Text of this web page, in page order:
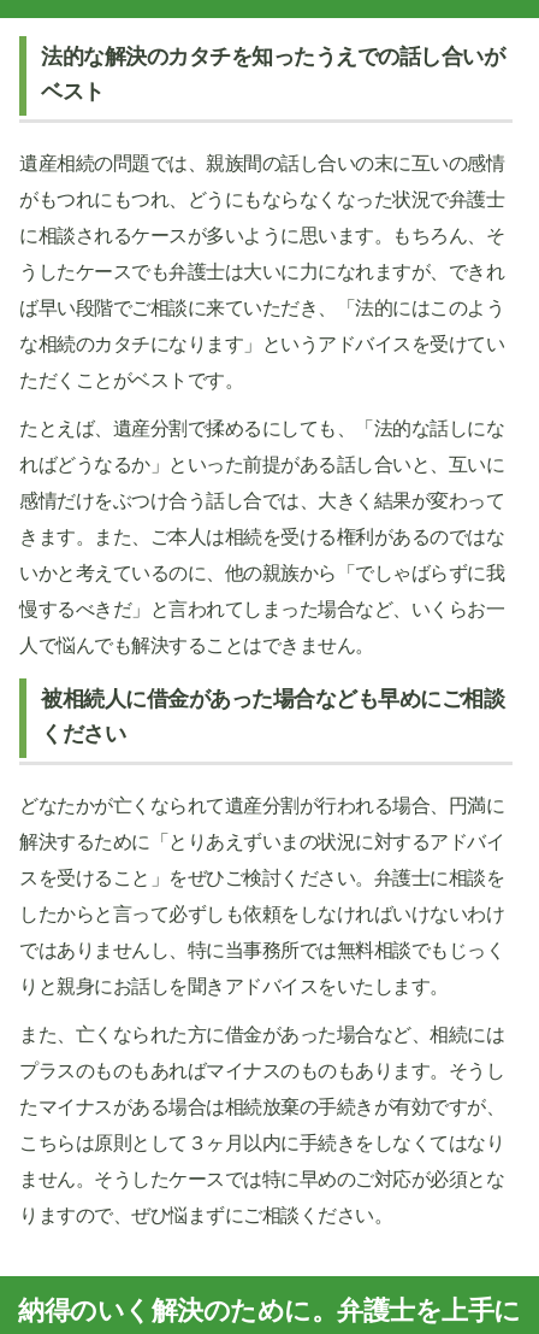
法的な解決のカタチを知ったうえでの話し合いが
ベスト
遺産相続の問題では、親族間の話し合いの末に互いの感情
がもつれにもつれ、どうにもならなくなった状況で弁護士
に相談されるケースが多いように思います。もちろん、そ
うしたケースでも弁護士は大いに力になれますが、できれ
ば早い段階でご相談に来ていただき、「法的にはこのよう
な相続のカタチになります」というアドバイスを受けてい
ただくことがベストです。
たとえば、遺産分割で揉めるにしても、「法的な話しにな
ればどうなるか」といった前提がある話し合いと、互いに
感情だけをぶつけ合う話し合では、大きく結果が変わって
きます。また、ご本人は相続を受ける権利があるのではな
いかと考えているのに、他の親族から「でしゃばらずに我
慢するべきだ」と言われてしまった場合など、いくらお一
人で悩んでも解決することはできません。
被相続人に借金があった場合なども早めにご相談
ください
どなたかが亡くなられて遺産分割が行われる場合、円満に
解決するために「とりあえずいまの状況に対するアドバイ
スを受けること」をぜひご検討ください。弁護士に相談を
したからと言って必ずしも依頼をしなければいけないわけ
ではありませんし、特に当事務所では無料相談でもじっく
りと親身にお話しを聞きアドバイスをいたします。
また、亡くなられた方に借金があった場合など、相続には
プラスのものもあればマイナスのものもあります。そうし
たマイナスがある場合は相続放棄の手続きが有効ですが、
こちらは原則として３ヶ月以内に手続きをしなくてはなり
ません。そうしたケースでは特に早めのご対応が必須とな
りますので、ぜひ悩まずにご相談ください。
納得のいく解決のために。弁護士を上手に